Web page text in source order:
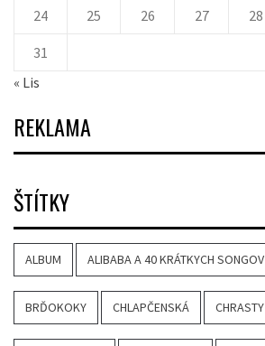
24 25 26 27 28
31
« Lis
REKLAMA
ŠTÍTKY
ALBUM ALIBABA A 40 KRÁTKYCH SONGOV
BRĎOKOKY CHLAPČENSKÁ CHRASTY